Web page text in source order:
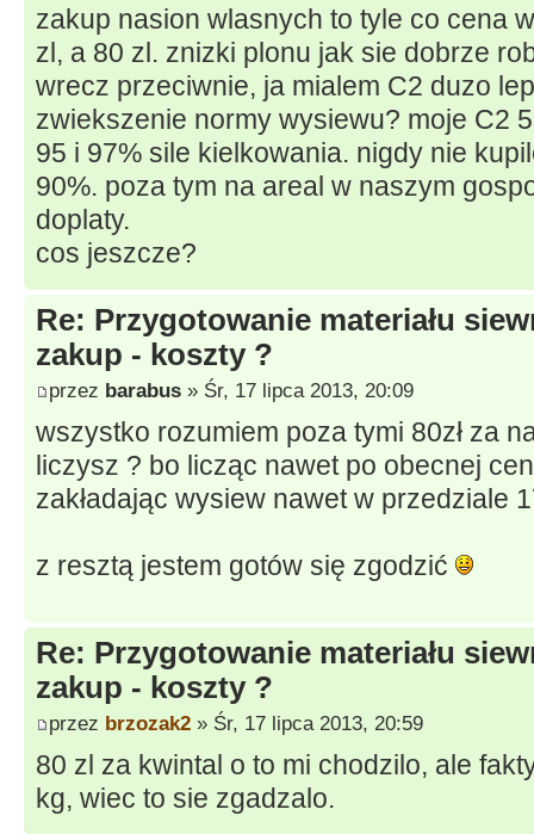
zakup nasion wlasnych to tyle co cena
zl, a 80 zl. znizki plonu jak sie dobrze
wrecz przeciwnie, ja mialem C2 duzo
zwiekszenie normy wysiewu? moje C2
95 i 97% sile kielkowania. nigdy nie
90%. poza tym na areal w naszym
doplaty.
cos jeszcze?
Re: Przygotowanie materiału
zakup - koszty ?
przez barabus » Śr, 17 lipca 2013, 20:09
wszystko rozumiem poza tymi 80zł za
liczysz ? bo licząc nawet po obecnej
zakładając wysiew nawet w przedziale
z resztą jestem gotów się zgodzić
Re: Przygotowanie materiału
zakup - koszty ?
przez brzozak2 » Śr, 17 lipca 2013, 20:59
80 zl za kwintal o to mi chodzilo, ale
kg, wiec to sie zgadzalo.